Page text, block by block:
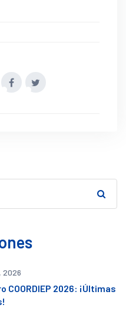
2026
COORDIEP 2026: ¡Últimas